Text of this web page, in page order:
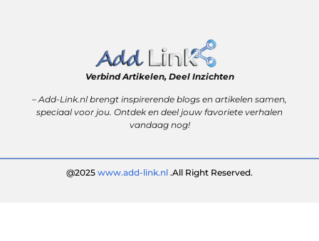
Verbind Artikelen, Deel Inzichten
– Add-Link.nl brengt inspirerende blogs en artikelen samen,
speciaal voor jou. Ontdek en deel jouw favoriete verhalen
vandaag nog!
@2025 www.add-link.nl .All Right Reserved.